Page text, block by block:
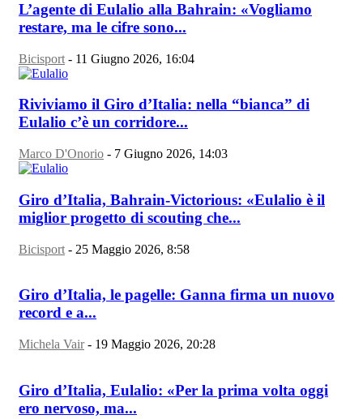
L’agente di Eulalio alla Bahrain: «Vogliamo
restare, ma le cifre sono...
Bicisport - 11 Giugno 2026, 16:04
Riviviamo il Giro d’Italia: nella “bianca” di
Eulalio c’è un corridore...
Marco D'Onorio - 7 Giugno 2026, 14:03
Giro d’Italia, Bahrain-Victorious: «Eulalio è il
miglior progetto di scouting che...
Bicisport - 25 Maggio 2026, 8:58
Giro d’Italia, le pagelle: Ganna firma un nuovo
record e a...
Michela Vair - 19 Maggio 2026, 20:28
Giro d’Italia, Eulalio: «Per la prima volta oggi
ero nervoso, ma...